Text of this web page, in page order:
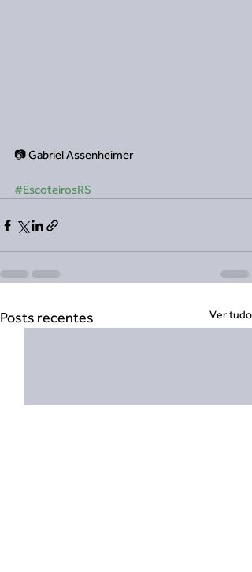
📷 Gabriel Assenheimer
#EscoteirosRS
Posts recentes Ver tudo